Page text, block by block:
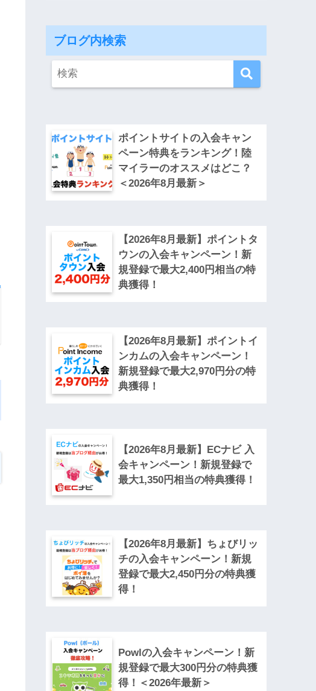
ブログ内検索
ポイントサイトの入会キャン
ペーン特典をランキング！陸
マイラーのオススメはどこ？
＜2026年8月最新＞
【2026年8月最新】ポイントタ
ウンの入会キャンペーン！新
規登録で最大2,400円相当の特
典獲得！
【2026年8月最新】ポイントイ
ンカムの入会キャンペーン！
新規登録で最大2,970円分の特
典獲得！
【2026年8月最新】ECナビ 入
会キャンペーン！新規登録で
最大1,350円相当の特典獲得！
【2026年8月最新】ちょびリッ
チの入会キャンペーン！新規
登録で最大2,450円分の特典獲
得！
Powlの入会キャンペーン！新
規登録で最大300円分の特典獲
得！＜2026年最新＞